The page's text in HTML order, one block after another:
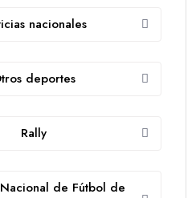
nacionales
deportes
Rally
de Fútbol de